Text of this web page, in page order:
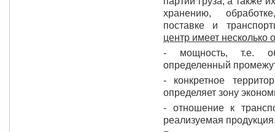
хранению,
поставке и
центр имеет несколько
- мощность, т.е.
определенный
- конкретное
определяет зону
- отношение к
реализуемая